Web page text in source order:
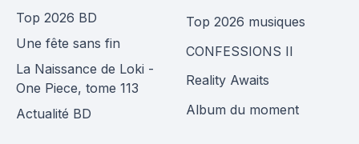
Top 2026 BD
Une fête sans fin
La Naissance de Loki -
One Piece, tome 113
Actualité BD
Top 2026 musiques
CONFESSIONS II
Reality Awaits
Album du moment